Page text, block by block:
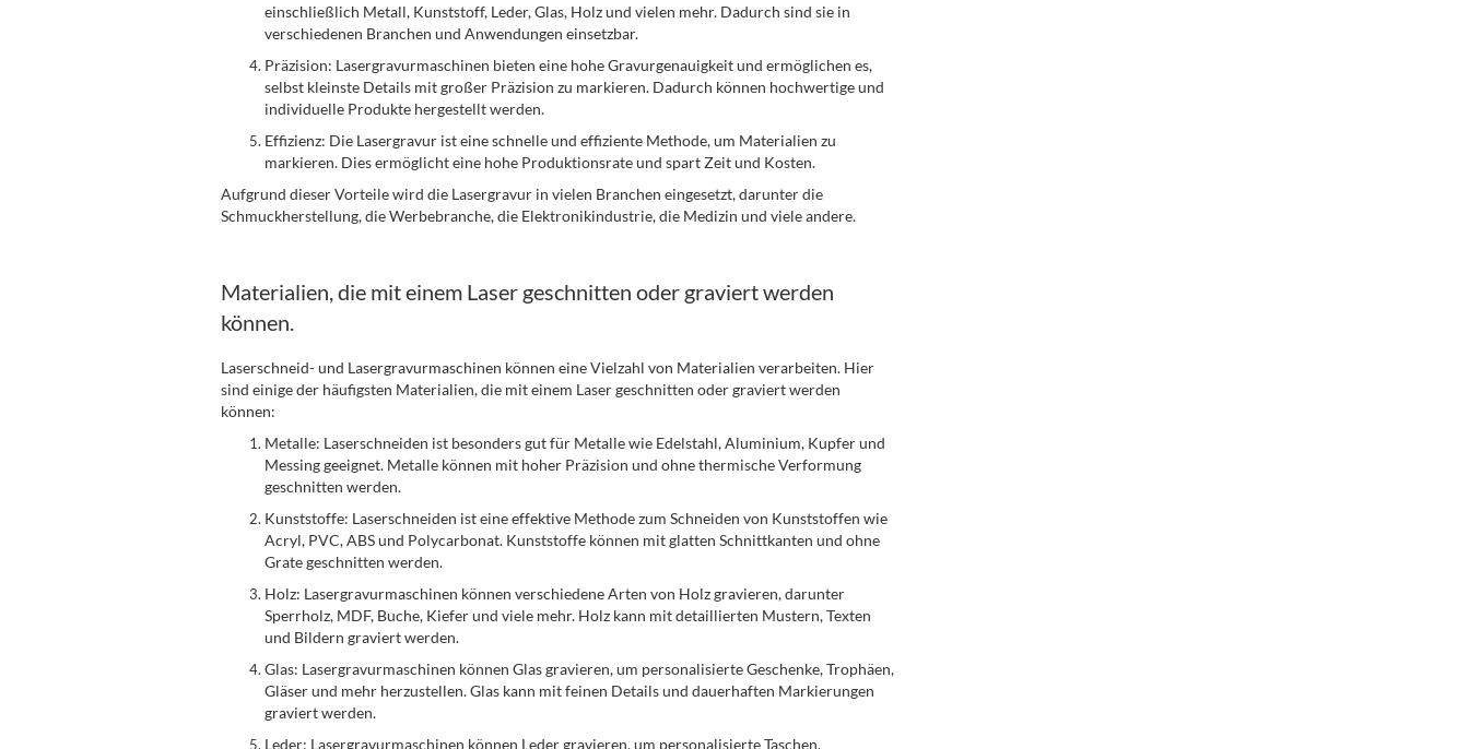
einschließlich Metall, Kunststoff, Leder, Glas, Holz und vielen mehr. Dadurch sind sie in
verschiedenen Branchen und Anwendungen einsetzbar.
Präzision: Lasergravurmaschinen bieten eine hohe Gravurgenauigkeit und ermöglichen es,
selbst kleinste Details mit großer Präzision zu markieren. Dadurch können hochwertige und
individuelle Produkte hergestellt werden.
Effizienz: Die Lasergravur ist eine schnelle und effiziente Methode, um Materialien zu
markieren. Dies ermöglicht eine hohe Produktionsrate und spart Zeit und Kosten.
Aufgrund dieser Vorteile wird die Lasergravur in vielen Branchen eingesetzt, darunter die
Schmuckherstellung, die Werbebranche, die Elektronikindustrie, die Medizin und viele andere.
Materialien, die mit einem Laser geschnitten oder graviert werden
können.
Laserschneid- und Lasergravurmaschinen können eine Vielzahl von Materialien verarbeiten. Hier
sind einige der häufigsten Materialien, die mit einem Laser geschnitten oder graviert werden
können:
Metalle: Laserschneiden ist besonders gut für Metalle wie Edelstahl, Aluminium, Kupfer und
Messing geeignet. Metalle können mit hoher Präzision und ohne thermische Verformung
geschnitten werden.
Kunststoffe: Laserschneiden ist eine effektive Methode zum Schneiden von Kunststoffen wie
Acryl, PVC, ABS und Polycarbonat. Kunststoffe können mit glatten Schnittkanten und ohne
Grate geschnitten werden.
Holz: Lasergravurmaschinen können verschiedene Arten von Holz gravieren, darunter
Sperrholz, MDF, Buche, Kiefer und viele mehr. Holz kann mit detaillierten Mustern, Texten
und Bildern graviert werden.
Glas: Lasergravurmaschinen können Glas gravieren, um personalisierte Geschenke, Trophäen,
Gläser und mehr herzustellen. Glas kann mit feinen Details und dauerhaften Markierungen
graviert werden.
Leder: Lasergravurmaschinen können Leder gravieren, um personalisierte Taschen,